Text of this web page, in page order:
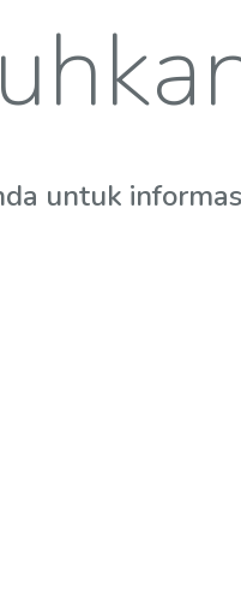
untuk